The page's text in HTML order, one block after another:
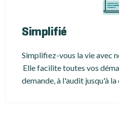
Simplifié
Simplifiez-vous la vie avec
Elle facilite toutes vos
demande, à l'audit jusqu'à